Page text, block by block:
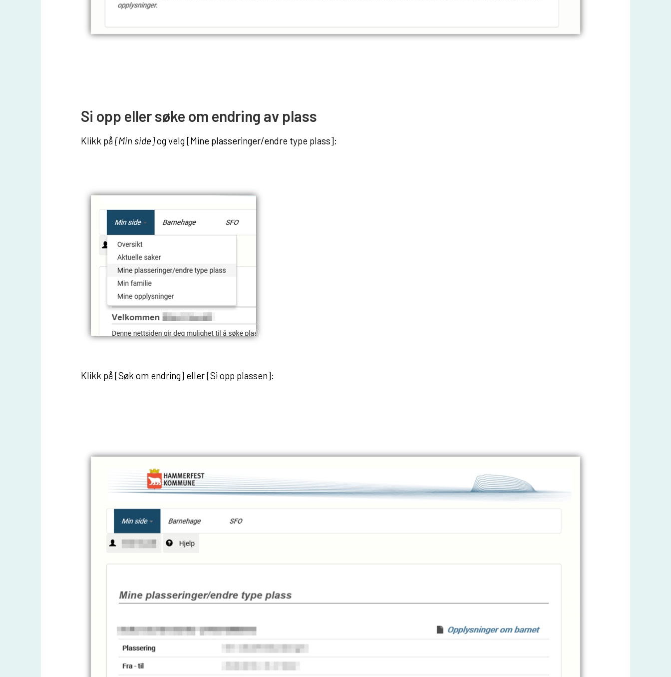
Si opp eller søke om endring av plass
Klikk på [Min side]og velg [Mine plasseringer/endre type plass]:
Klikk på [Søk om endring] eller [Si opp plassen]: